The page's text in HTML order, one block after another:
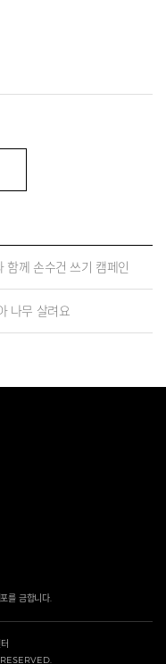
함께 손수건 쓰기 캠페인
나무 살려요
를 금합니다.